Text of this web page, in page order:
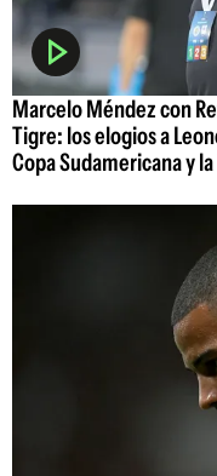
Marcelo Méndez con
Tigre: los elogios a
Copa Sudamericana y